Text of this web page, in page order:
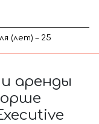
(лет) – 25
аренды